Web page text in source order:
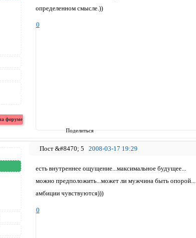
Поделиться
определенном смысле.))
0
5 2008-03-17 19:29
есть внутреннее ощущение...максимальное будущее...
можно предположить...может ли мужчина быть опорой...
амбиции чувствуются)))
0